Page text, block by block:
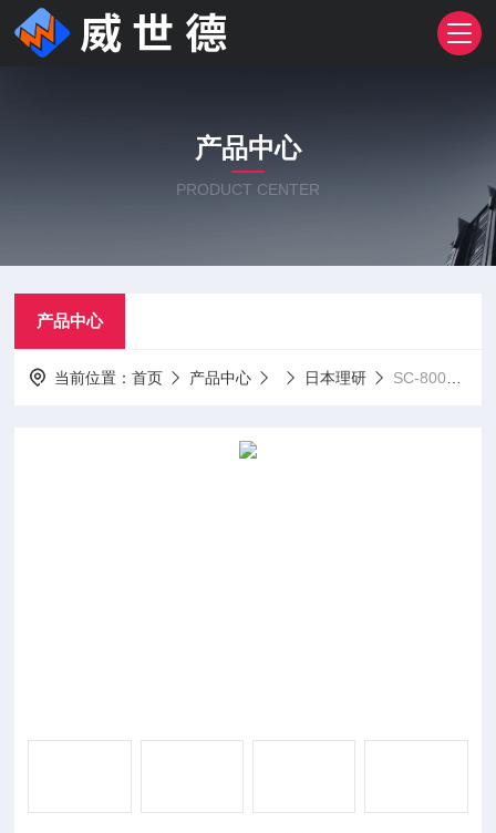
产品中心
PRODUCT CENTER
产品中心
当前位置：首页 产品中心 日本理研 SC-8000日本理研毒性气体检测仪替代SC-90